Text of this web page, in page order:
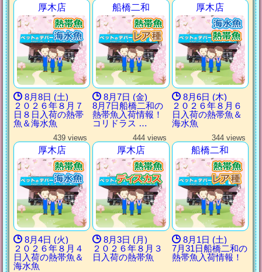
厚木店
8月8日 (土)
２０２６年８月７
日８日入荷の熱帯
魚＆海水魚
船橋二和
8月7日 (金)
8月7日船橋二和の
熱帯魚入荷情報！
コリドラス …
厚木店
8月6日 (木)
２０２６年８月６
日入荷の熱帯魚＆
海水魚
439 views
厚木店
8月4日 (火)
２０２６年８月４
日入荷の熱帯魚＆
海水魚
444 views
厚木店
8月3日 (月)
２０２６年８月３
日入荷の熱帯魚
344 views
船橋二和
8月1日 (土)
7月31日船橋二和の
熱帯魚入荷情報！